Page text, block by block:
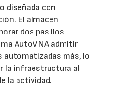
diseñada con
El almacén
dos pasillos
AutoVNA admitir
más, lo
la infraestructura al
la actividad.